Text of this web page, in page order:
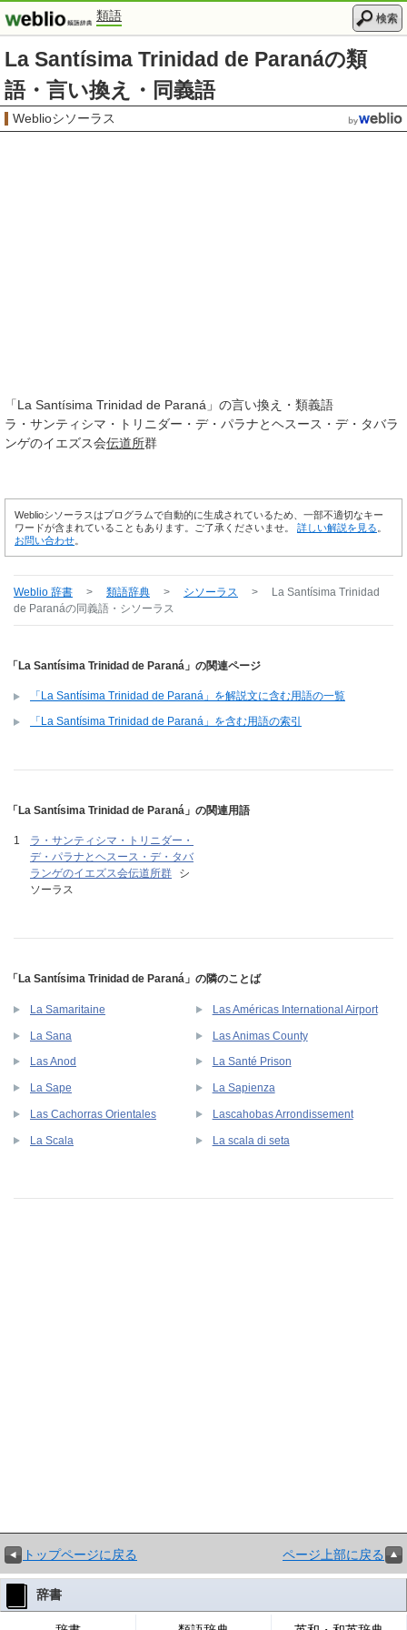
類語 検索
La Santísima Trinidad de Paranáの類
語・言い換え・同義語
Weblioシソーラス
「La Santísima Trinidad de Paraná 」の言い換え・類義語
ラ・サンティシマ・トリニダー・デ・パラナとヘスース・デ・タバラ
ンゲのイエズス会伝道所群
Weblioシソーラスはプログラムで自動的に生成されているため、一部不適切なキー
ワードが含まれていることもあります。ご了承くださいませ。 詳しい解説を見る
お問い合わせ
Weblio 辞書 > 類語辞典 > シソーラス >
La Santísima Trinidad
de Paranáの同義語・シソーラス
「La Santísima Trinidad de Paraná」の関連ページ
「La Santísima Trinidad de Paraná」を解説文に含む用語の一覧
「La Santísima Trinidad de Paraná」を含む用語の索引
「La Santísima Trinidad de Paraná」の関連用語
ラ・サンティシマ・トリニダー・
デ・パラナとヘスース・デ・タバ
ランゲのイエズス会伝道所群
シ
ソーラス
「La Santísima Trinidad de Paraná」の隣のことば
La Samaritaine Las Américas International Airport
La Sana Las Animas County
Las Anod La Santé Prison
La Sape La Sapienza
Las Cachorras Orientales Lascahobas Arrondissement
La Scala La scala di seta
トップページに戻る ページ上部に戻る
辞書